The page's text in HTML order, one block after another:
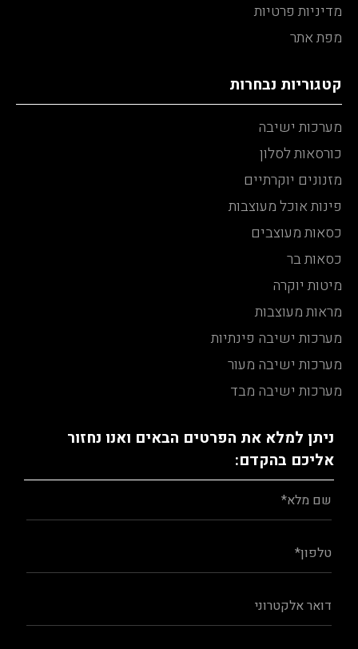
מדיניות פרטיות
מפת אתר
קטגוריות נבחרות
מערכות ישיבה
כורסאות לסלון
מזנונים יוקרתיים
פינות אוכל מעוצבות
כסאות מעוצבים
כסאות בר
מיטות יוקרה
מראות מעוצבות
מערכות ישיבה פינתיות
מערכות ישיבה מעור
מערכות ישיבה מבד
ניתן למלא את הפרטים הבאים ואנו נחזור
אליכם בהקדם: